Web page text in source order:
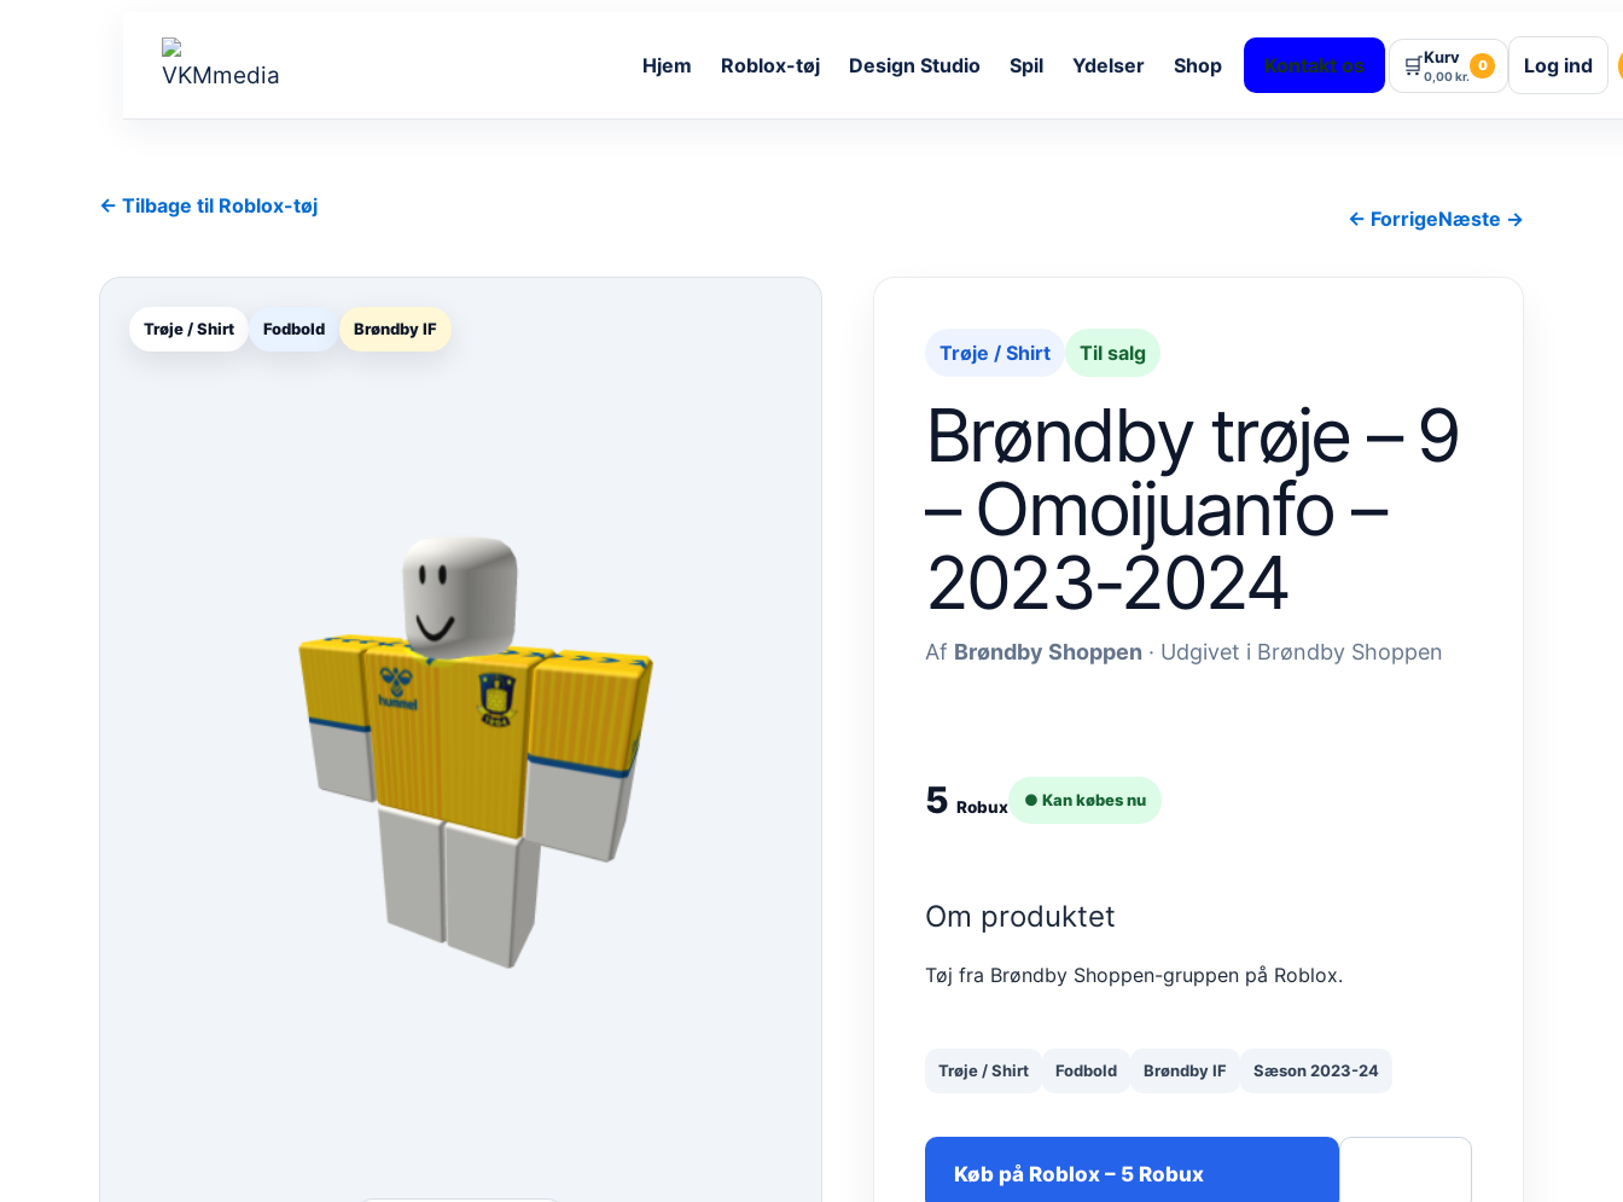
Hjem Roblox-tøj Design Studio Spil Ydelser Shop Kontakt os 🛒Kurv
0,00kr.
0 Log ind
← Tilbage til Roblox-tøj
← ForrigeNæste →
Trøje / Shirt Fodbold Brøndby IF
Trøje / Shirt Til salg
Brøndby trøje – 9
– Omoijuanfo –
2023-2024
Af Brøndby Shoppen · Udgivet i Brøndby Shoppen
5 Robux ● Kan købes nu
Om produktet
Tøj fra Brøndby Shoppen-gruppen på Roblox.
Trøje / Shirt Fodbold Brøndby IF Sæson 2023-24
Køb på Roblox – 5 Robux